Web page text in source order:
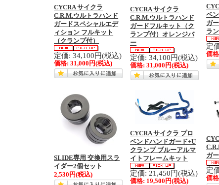
CYCRA サイクラ
C.R.M.ウルトラハンド
ガードスペシャルエデ
ィション フルキット
（クランプ付）
定価: 34,100円(税込)
価格:31,000円(税込)
CYCRA サイクラ
C.R.M.ウルトラハンド
ガードフルキット（ク
ランプ付）オレンジバ
ー
定価: 34,100円(税込)
価格:31,000円(税込)
ベ
ガ
ラ
定
価
SLIDE専用 交換用スラ
イダー2個セット
2,530円(税込)
CYCRA サイクラ プロ
ベンドハンドガード+U
クランプ ブルーアルマ
イトフレームキット
定価: 21,450円(税込)
価格: 19,500円(税込)
ガ
定
価